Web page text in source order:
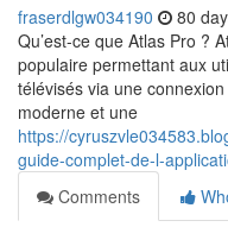
fraserdlgw034190 80
Qu’est-ce que Atlas Pro ?
populaire permettant aux
télévisés via une
moderne et une
https://
guide-complet-de-l-
Comments